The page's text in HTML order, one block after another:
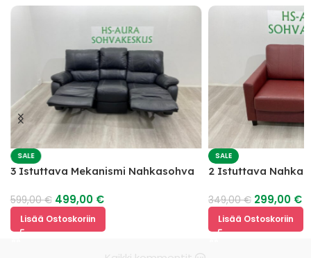
SALE
3 Istuttava Mekanismi Nahkasohva
599,00€ 499,00 €
Lisää Ostoskoriin
SALE
2 Istuttava
349,00€ 299,00 €
Lisää Ostoskoriin